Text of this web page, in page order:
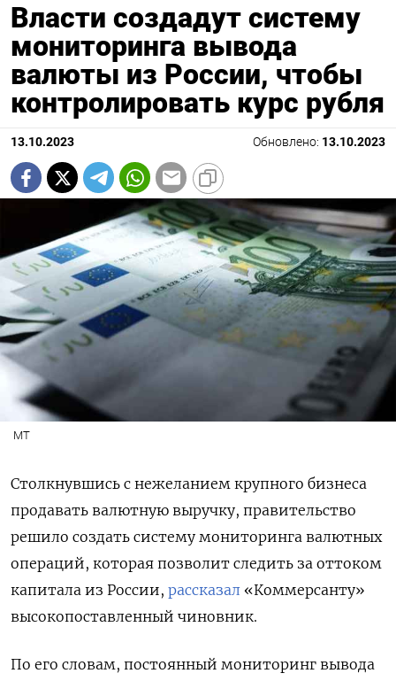
Власти создадут систему
мониторинга вывода
валюты из России, чтобы
контролировать курс рубля
13.10.2023 Обновлено: 13.10.2023
МТ
Столкнувшись с нежеланием крупного бизнеса
продавать валютную выручку, правительство
решило создать систему мониторинга валютных
операций, которая позволит следить за оттоком
капитала из России, рассказал «Коммерсанту»
высокопоставленный чиновник.
По его словам, постоянный мониторинг вывода